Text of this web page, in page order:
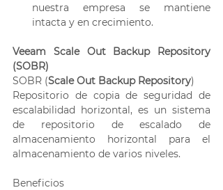
nuestra empresa se mantiene
intacta y en crecimiento.
Veeam Scale Out Backup Repository
(SOBR)
SOBR (Scale Out Backup Repository)
Repositorio de copia de seguridad de
escalabilidad horizontal, es un sistema
de repositorio de escalado de
almacenamiento horizontal para el
almacenamiento de varios niveles.
Beneficios